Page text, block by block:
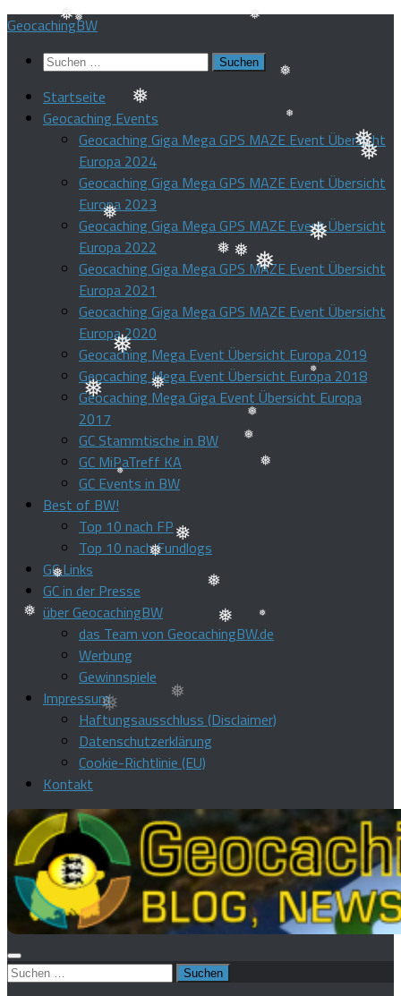
❅
❅
❅
❅
❅
❅
❅
❅
❅
❅
❅
❅
❅
❅ ❅
❅
❅ ❅
❅
Zum
springen
GeocachingBW
Suchen
Startseite
Geocaching Events
Geocaching Giga Mega GPS MAZE Event Übersicht
Europa 2024
Geocaching Giga Mega GPS MAZE Event Übersicht
Europa 2023
Geocaching Giga Mega GPS MAZE Event Übersicht
Europa 2022
Geocaching Giga Mega GPS MAZE Event Übersicht
Europa 2021
Geocaching Giga Mega GPS MAZE Event Übersicht
Europa 2020
Geocaching Mega Event Übersicht Europa 2019
Geocaching Mega Event Übersicht Europa 2018
Geocaching Mega Giga Event Übersicht Europa
2017
GC Stammtische in BW
GC MiPaTreff KA
GC Events in BW
Best of BW!
Top 10 nach FP
Top 10 nach Fundlogs
GC Links
GC in der Presse
über GeocachingBW
das Team von GeocachingBW.de
Werbung
Gewinnspiele
Impressum
Haftungsausschluss (Disclaimer)
Datenschutzerklärung
Cookie-Richtlinie (EU)
Kontakt
Suchen